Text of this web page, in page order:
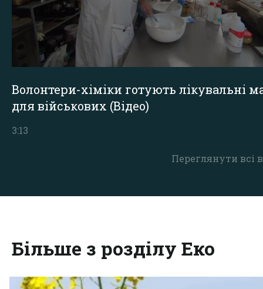
Переглянути всі
Волонтери-хіміки готують лікувальні
для військових (Відео)
3:13
Більше з розділу Еко